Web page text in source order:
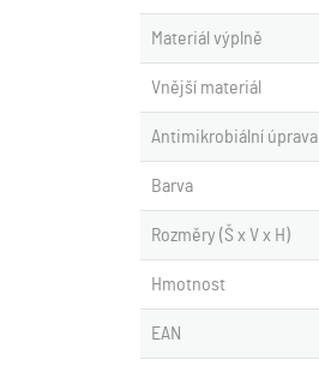
Materiál výplně
Vnější materiál
Antimikrobiální úprava
Barva
Rozměry (Š x V x H)
Hmotnost
EAN